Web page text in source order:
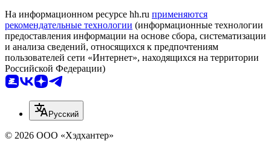
На информационном ресурсе hh.ru применяются
рекомендательные технологии (информационные технологии
предоставления информации на основе сбора, систематизации
и анализа сведений, относящихся к предпочтениям
пользователей сети «Интернет», находящихся на территории
Российской Федерации)
Русский
© 2026 ООО «Хэдхантер»